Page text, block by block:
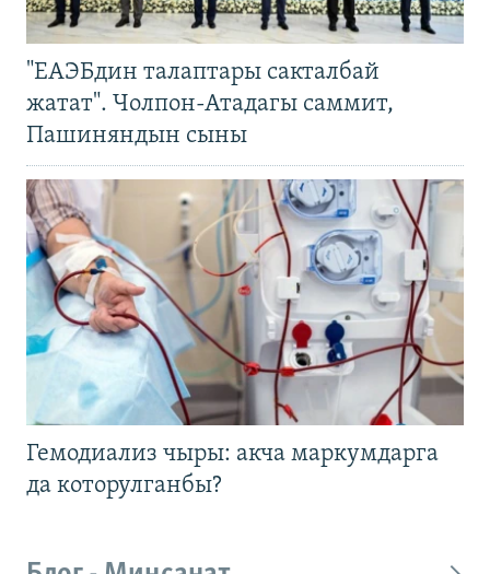
"ЕАЭБдин талаптары сакталбай
жатат". Чолпон-Атадагы саммит,
Пашиняндын сыны
Гемодиализ чыры: акча маркумдарга
да которулганбы?